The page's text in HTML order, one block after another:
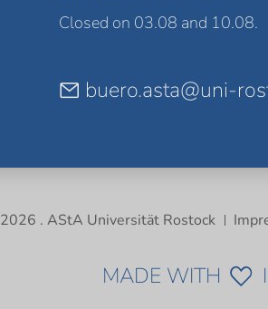
Closed on 03.08 and 10.08.
buero.asta@uni-
2026 . AStA Universität Rostock
MADE WITH